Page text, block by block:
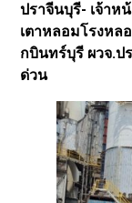
ปราจีนบุรี- เจ้าห
เตาหลอมโรงหล
กบินทร์บุรี ผวจ.ป
ด่วน